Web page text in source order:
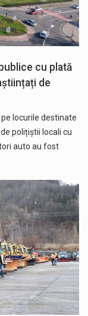
cu plată
de
locurile destinate
polițiștii locali cu
auto au fost